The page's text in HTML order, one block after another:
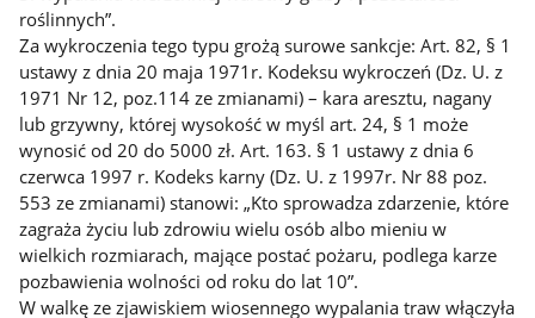
roślinnych”.
Za wykroczenia tego typu grożą surowe sankcje: Art. 82, § 1
ustawy z dnia 20 maja 1971r. Kodeksu wykroczeń (Dz. U. z
1971 Nr 12, poz.114 ze zmianami) – kara aresztu, nagany
lub grzywny, której wysokość w myśl art. 24, § 1 może
wynosić od 20 do 5000 zł. Art. 163. § 1 ustawy z dnia 6
czerwca 1997 r. Kodeks karny (Dz. U. z 1997r. Nr 88 poz.
553 ze zmianami) stanowi: „Kto sprowadza zdarzenie, które
zagraża życiu lub zdrowiu wielu osób albo mieniu w
wielkich rozmiarach, mające postać pożaru, podlega karze
pozbawienia wolności od roku do lat 10”.
W walkę ze zjawiskiem wiosennego wypalania traw włączyła